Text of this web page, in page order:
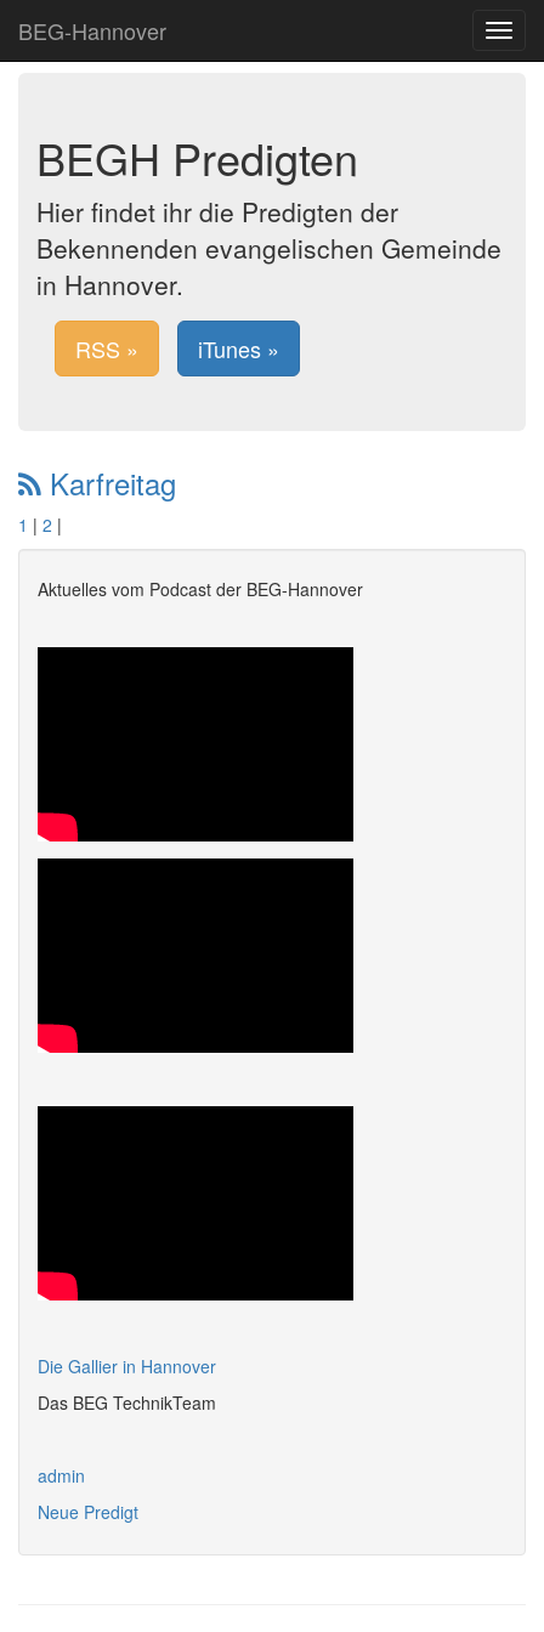
BEG-Hannover
Toggle
BEGH Predigten
Hier findet ihr die Predigten der
Bekennenden evangelischen Gemeinde
in Hannover.
RSS » iTunes »
Karfreitag
1 | 2 |
Aktuelles vom Podcast der BEG-Hannover
Die Gallier in Hannover
Das BEG TechnikTeam
admin
Neue Predigt